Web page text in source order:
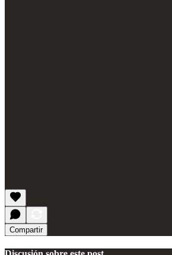
Compartir